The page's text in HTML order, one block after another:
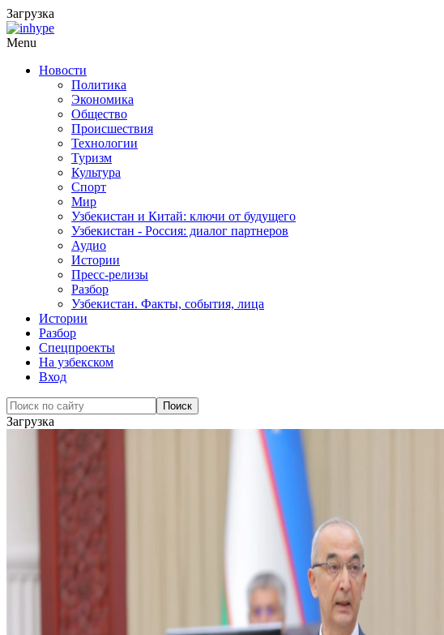
Загрузка
Menu
Новости
Политика
Экономика
Общество
Происшествия
Технологии
Туризм
Культура
Спорт
Мир
Узбекистан и Китай: ключи от будущего
Узбекистан - Россия: диалог партнеров
Аудио
Истории
Пресс-релизы
Разбор
Узбекистан. Факты, события, лица
Истории
Разбор
Спецпроекты
На узбекском
Вход
Загрузка